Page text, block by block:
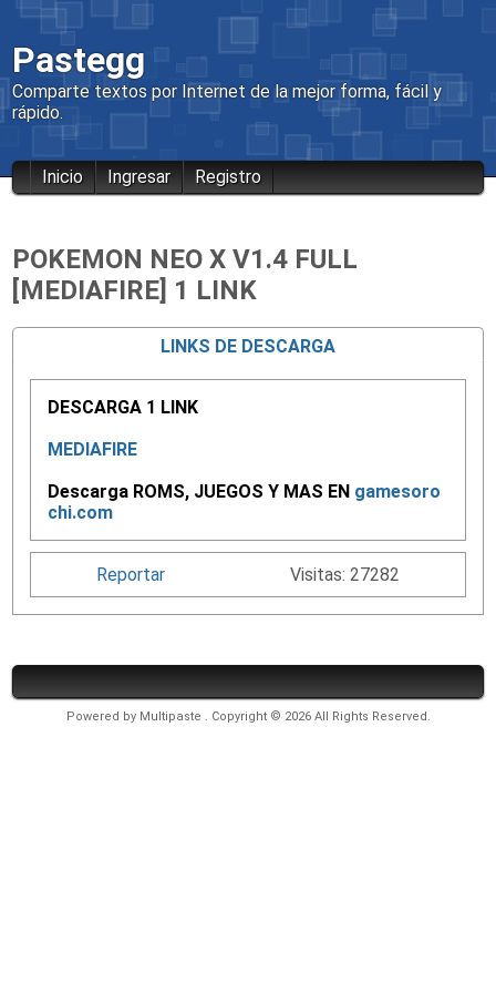
Pastegg
Comparte textos por Internet de la mejor forma, fácil y
rápido.
Inicio Ingresar Registro
POKEMON NEO X V1.4 FULL
[MEDIAFIRE] 1 LINK
LINKS DE DESCARGA
DESCARGA 1 LINK
MEDIAFIRE
Descarga ROMS, JUEGOS Y MAS EN gamesoro
chi.com
Reportar Visitas: 27282
Powered by Multipaste . Copyright © 2026 All Rights Reserved.